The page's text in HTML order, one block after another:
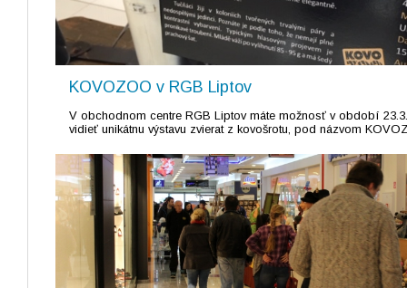
KOVOZOO v RGB Liptov
V obchodnom centre RGB Liptov máte možnosť v období
vidieť unikátnu výstavu zvierat z kovošrotu, pod názvom